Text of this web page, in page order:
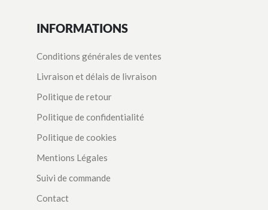
INFORMATIONS
Conditions générales de ventes
Livraison et délais de livraison
Politique de retour
Politique de confidentialité
Politique de cookies
Mentions Légales
Suivi de commande
Contact